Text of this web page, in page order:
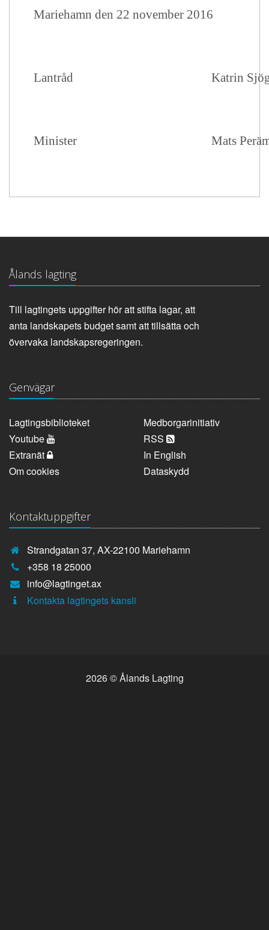
Mariehamn den 22 november 2016
Lantråd Katrin
Minister Mats
Ålands lagting
Till lagtingets uppgifter hör att stifta lagar, att
anta landskapets budget samt att tillsätta och
övervaka landskapsregeringen.
Genvägar
Lagtingsbiblioteket
Medborgarinitiativ
Youtube
RSS
Extranät
In English
Om cookies
Dataskydd
Kontaktuppgifter
Strandgatan 37, AX-22100 Mariehamn
Telefonnummer:
+358 18 25000
E-
post:
info@lagtinget.ax
Fler:
Kontakta lagtingets kansli
2026 © Ålands Lagting